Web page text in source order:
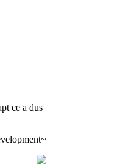
ce a dus